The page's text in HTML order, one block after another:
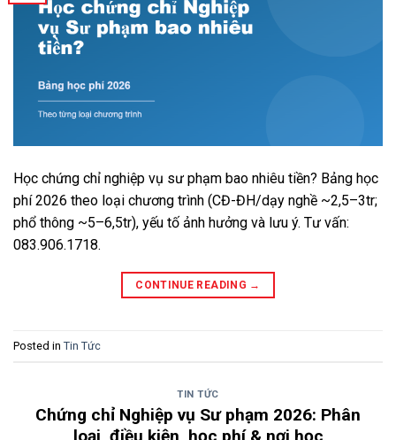
Học chứng chỉ nghiệp vụ sư phạm bao nhiêu tiền? Bảng học
phí 2026 theo loại chương trình (CĐ-ĐH/dạy nghề ~2,5–3tr;
phổ thông ~5–6,5tr), yếu tố ảnh hưởng và lưu ý. Tư vấn:
083.906.1718.
CONTINUE READING →
Posted in Tin Tức
TIN TỨC
Chứng chỉ Nghiệp vụ Sư phạm 2026: Phân
loại, điều kiện, học phí & nơi học